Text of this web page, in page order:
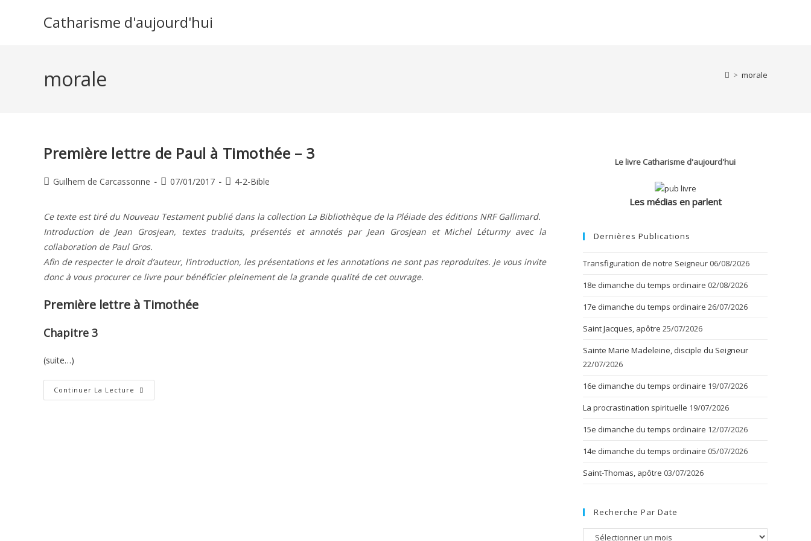
Catharisme d'aujourd'hui
morale > morale
Première lettre de Paul à Timothée – 3
Auteur/autrice
publication :
Guilhem de Carcassonne
Publication
07/01/2017
Post4-2-Bible
Ce texte est tiré du Nouveau Testament publié dans la collection La Bibliothèque de la Pléiade des éditions NRF Gallimard.
Introduction de Jean Grosjean, textes traduits, présentés et annotés par Jean Grosjean et Michel Léturmy avec la
collaboration de Paul Gros.
Afin de respecter le droit d’auteur, l’introduction, les présentations et les annotations ne sont pas reproduites. Je vous invite
donc à vous procurer ce livre pour bénéficier pleinement de la grande qualité de cet ouvrage.
Première lettre à Timothée
Chapitre 3
(suite…)
Continuer La Lecture Première
Lettre
Le livre Catharisme d'aujourd'hui
Les médias en parlent
Dernières Publications
Transfiguration de notre Seigneur 06/08/2026
18e dimanche du temps ordinaire 02/08/2026
17e dimanche du temps ordinaire 26/07/2026
Saint Jacques, apôtre 25/07/2026
Sainte Marie Madeleine, disciple du Seigneur
22/07/2026
16e dimanche du temps ordinaire 19/07/2026
La procrastination spirituelle 19/07/2026
15e dimanche du temps ordinaire 12/07/2026
14e dimanche du temps ordinaire 05/07/2026
Saint-Thomas, apôtre 03/07/2026
Recherche Par Date
Recherche